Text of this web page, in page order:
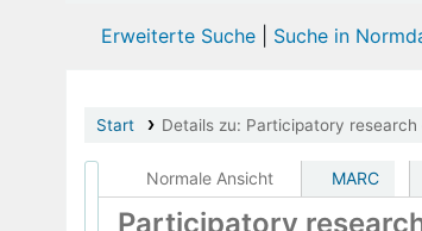
Erweiterte Suche Suche in
Start Details zu: Participatory research
Normale Ansicht MARC
Participatory